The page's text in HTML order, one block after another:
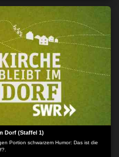
Dorf (Staffel 1)
Portion schwarzem Humor: Das ist die